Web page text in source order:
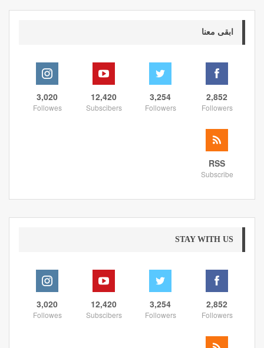
ابقى معنا
2,852
Followers
3,254
Followers
12,420
Subscibers
3,020
Followes
RSS
Subscribe
STAY WITH US
2,852
Followers
3,254
Followers
12,420
Subscibers
3,020
Followes